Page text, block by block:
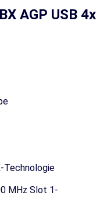
AGP USB 4x
Technologie
MHz Slot 1-